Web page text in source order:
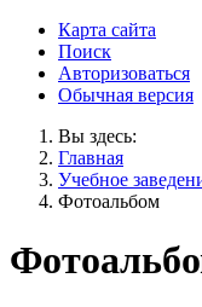
Карта сайта
Поиск
Авторизоваться
Обычная версия
Вы здесь:
Главная
Учебное
Фотоальбом